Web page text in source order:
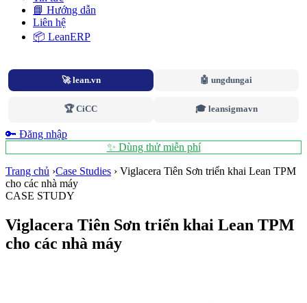
📘 Hướng dẫn
Liên hệ
📦 LeanERP
🚀 lean.vn 🤖 ungdungai
🏆 CiCC 🎓 leansigmavn
🔑 Đăng nhập
✨ Dùng thử miễn phí
Trang chủ ›Case Studies › Viglacera Tiên Sơn triển khai Lean TPM
cho các nhà máy
CASE STUDY
Viglacera Tiên Sơn triển khai Lean TPM
cho các nhà máy